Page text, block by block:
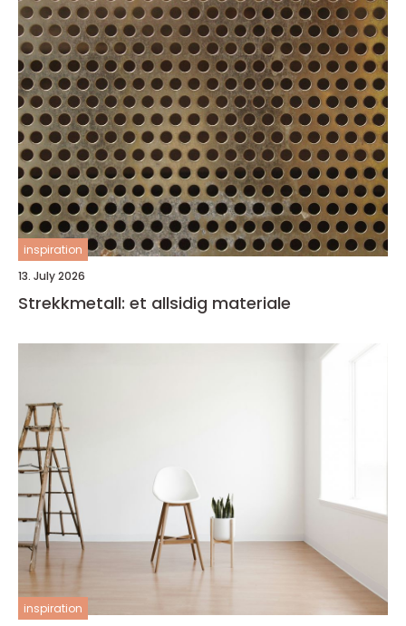
inspiration
13. July 2026
Strekkmetall: et allsidig materiale
inspiration